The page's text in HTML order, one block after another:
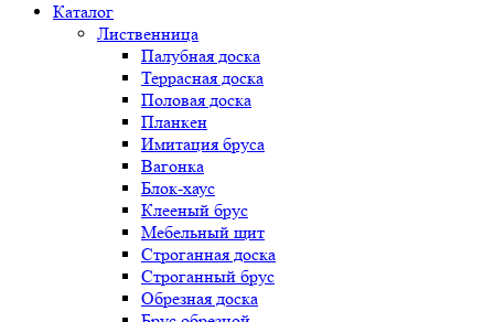
Каталог
Лиственница
Палубная доска
Террасная доска
Половая доска
Планкен
Имитация бруса
Вагонка
Блок-хаус
Клееный брус
Мебельный щит
Строганная доска
Строганный брус
Обрезная доска